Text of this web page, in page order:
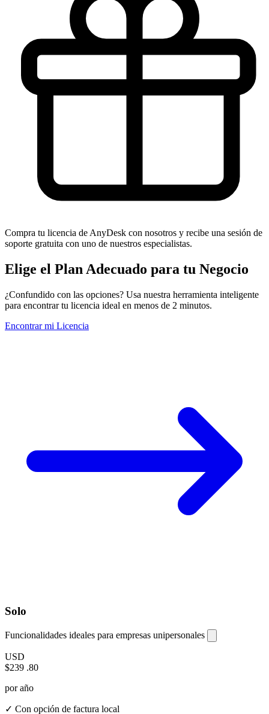
Compra tu licencia de AnyDesk con nosotros y recibe una sesión de
soporte gratuita con uno de nuestros especialistas.
Elige el Plan Adecuado para tu Negocio
¿Confundido con las opciones? Usa nuestra herramienta inteligente
para encontrar tu licencia ideal en menos de 2 minutos.
Encontrar mi Licencia
Solo
Funcionalidades ideales para empresas unipersonales
USD
$239 .80
por año
✓ Con opción de factura local